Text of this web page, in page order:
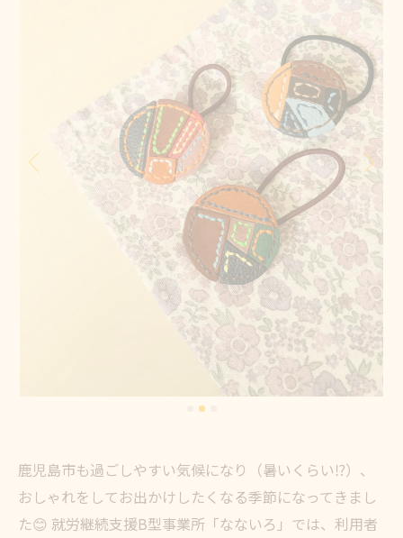
鹿児島市も過ごしやすい気候になり（暑いくらい⁉️）、
おしゃれをしてお出かけしたくなる季節になってきまし
た😊 就労継続支援B型事業所「なないろ」では、利用者